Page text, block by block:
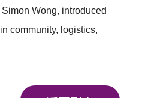
Wong, introduced
community, logistics,